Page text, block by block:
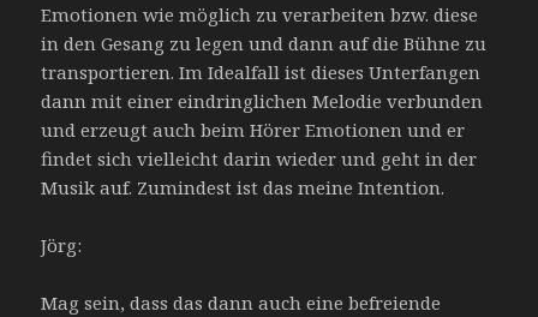
Emotionen wie möglich zu verarbeiten bzw. diese
in den Gesang zu legen und dann auf die Bühne zu
transportieren. Im Idealfall ist dieses Unterfangen
dann mit einer eindringlichen Melodie verbunden
und erzeugt auch beim Hörer Emotionen und er
findet sich vielleicht darin wieder und geht in der
Musik auf. Zumindest ist das meine Intention.
Jörg:
Mag sein, dass das dann auch eine befreiende